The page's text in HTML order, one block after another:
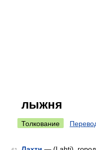
лыжня
Толкование